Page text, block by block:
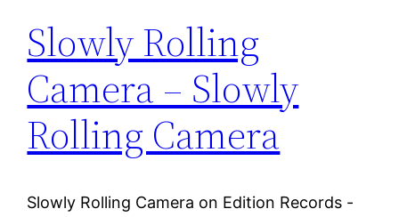
Slowly Rolling
Camera – Slowly
Rolling Camera
Slowly Rolling Camera on Edition Records -